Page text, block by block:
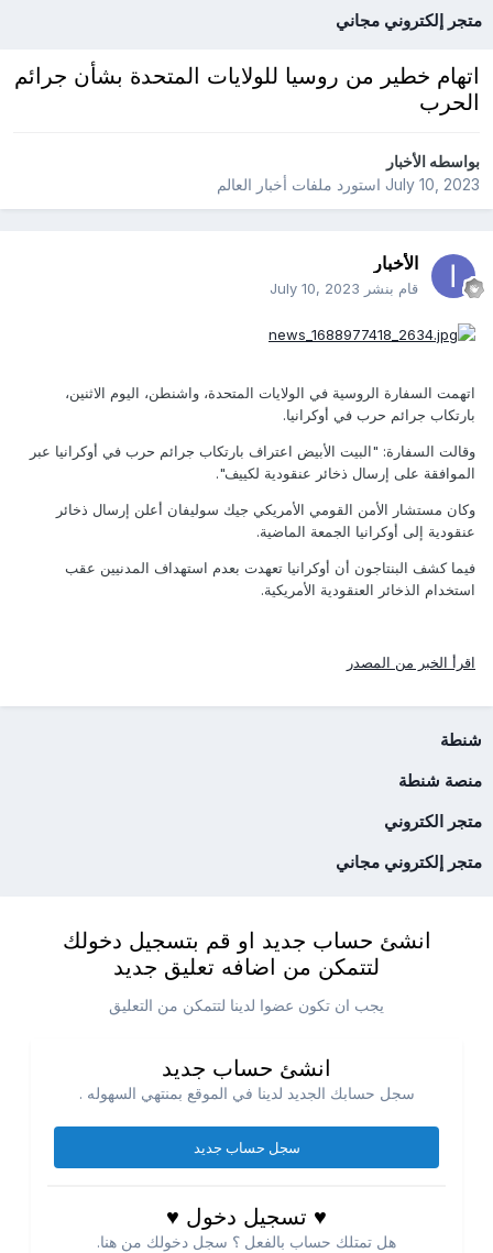
متجر إلكتروني مجاني
اتهام خطير من روسيا للولايات المتحدة بشأن جرائم
الحرب
بواسطهالأخبار
July 10, 2023استورد ملفات أخبار العالم
الأخبار
قام بنشر July 10, 2023
اتهمت السفارة الروسية في الولايات المتحدة، واشنطن، اليوم الاثنين،
بارتكاب جرائم حرب في أوكرانيا.
وقالت السفارة: "البيت الأبيض اعتراف بارتكاب جرائم حرب في أوكرانيا عبر
الموافقة على إرسال ذخائر عنقودية لكييف".
وكان مستشار الأمن القومي الأمريكي جيك سوليفان أعلن إرسال ذخائر
عنقودية إلى أوكرانيا الجمعة الماضية.
فيما كشف البنتاجون أن أوكرانيا تعهدت بعدم استهداف المدنيين عقب
استخدام الذخائر العنقودية الأمريكية.
اقرأ الخبر من المصدر
شنطة
منصة شنطة
متجر الكتروني
متجر إلكتروني مجاني
انشئ حساب جديد او قم بتسجيل دخولك
لتتمكن من اضافه تعليق جديد
يجب ان تكون عضوا لدينا لتتمكن من التعليق
انشئ حساب جديد
سجل حسابك الجديد لدينا في الموقع بمنتهي السهوله .
سجل حساب جديد
♥ تسجيل دخول ♥
هل تمتلك حساب بالفعل ؟ سجل دخولك من هنا.